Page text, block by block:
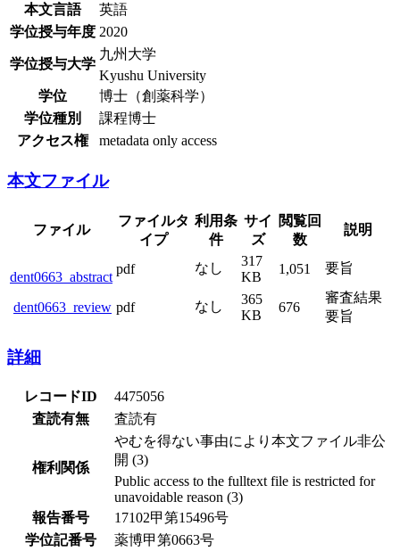
本文言語
英語
学位授与年度 2020
学位授与大学
九州大学
Kyushu University
学位
博士（創薬科学）
学位種別
課程博士
アクセス権
metadata only access
本文ファイル
ファイル
ファイルタ
イプ
利用条
件
サイ
ズ
閲覧回
数
説明
dent0663_abstract
pdf なし
317
KB
1,051 要旨
dent0663_review pdf なし
365
KB
676
審査結果
要旨
詳細
レコードID
4475056
査読有無
査読有
権利関係
やむを得ない事由により本文ファイル非公
開 (3)
Public access to the fulltext file is restricted for
unavoidable reason (3)
報告番号
17102甲第15496号
学位記番号
薬博甲第0663号